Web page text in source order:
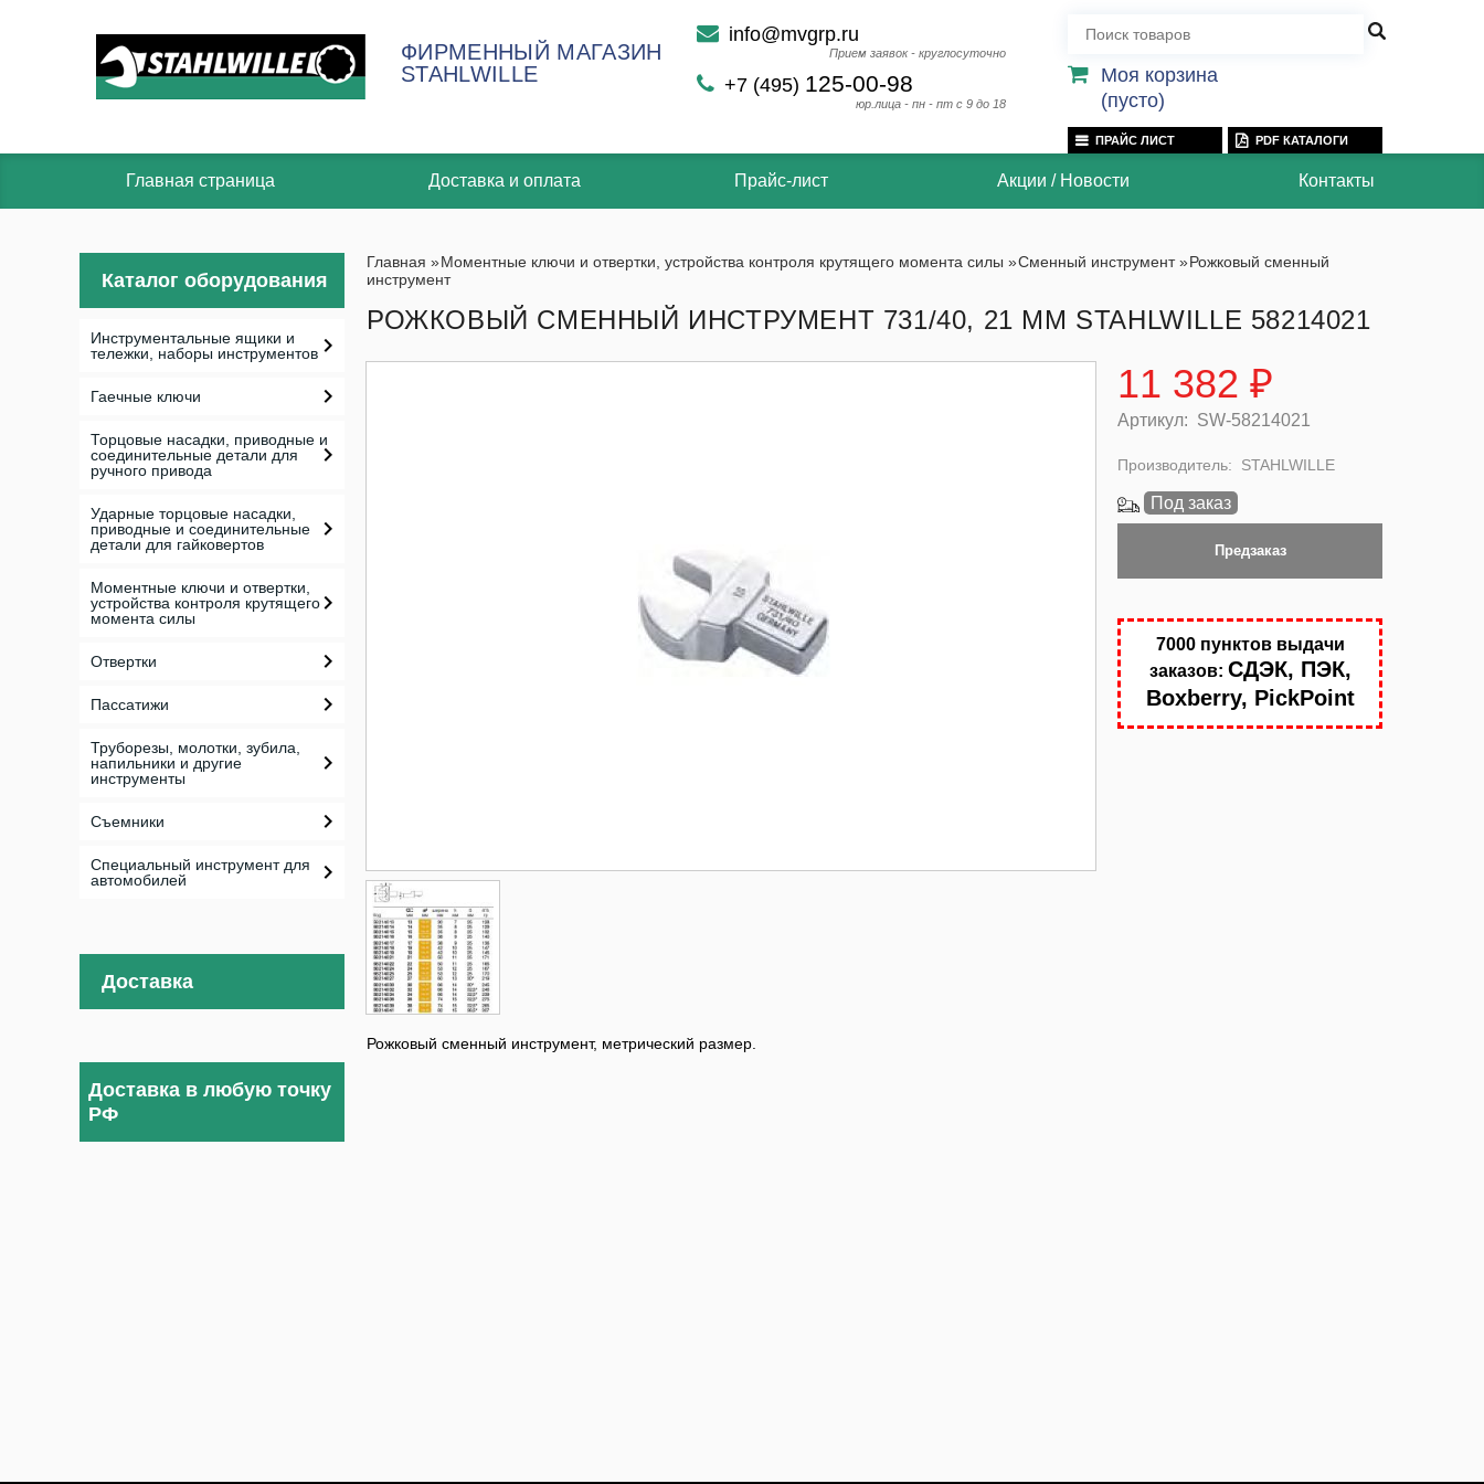
ФИРМЕННЫЙ МАГАЗИН
STAHLWILLE
info@mvgrp.ru
Прием заявок - круглосуточно
+7 (495) 125-00-98
юр.лица - пн - пт с 9 до 18
Моя корзина
(пусто)
ПРАЙС ЛИСТ PDF КАТАЛОГИ
Главная страница Доставка и оплата Прайс-лист Акции / Новости Контакты
Каталог оборудования
Инструментальные ящики и
тележки, наборы инструментов
Гаечные ключи
Торцовые насадки, приводные и
соединительные детали для
ручного привода
Ударные торцовые насадки,
приводные и соединительные
детали для гайковертов
Моментные ключи и отвертки,
устройства контроля крутящего
момента силы
Отвертки
Пассатижи
Труборезы, молотки, зубила,
напильники и другие
инструменты
Съемники
Специальный инструмент для
автомобилей
Доставка
Доставка в любую точку
РФ
Главная »Моментные ключи и отвертки, устройства контроля крутящего момента силы »Сменный инструмент »Рожковый сменный
инструмент
РОЖКОВЫЙ СМЕННЫЙ ИНСТРУМЕНТ 731/40, 21 ММ STAHLWILLE 58214021
11 382 ₽
Артикул: SW-58214021
Производитель: STAHLWILLE
Под заказ
Предзаказ
7000 пунктов выдачи
заказов: СДЭК, ПЭК,
Boxberry, PickPoint
Рожковый сменный инструмент, метрический размер.